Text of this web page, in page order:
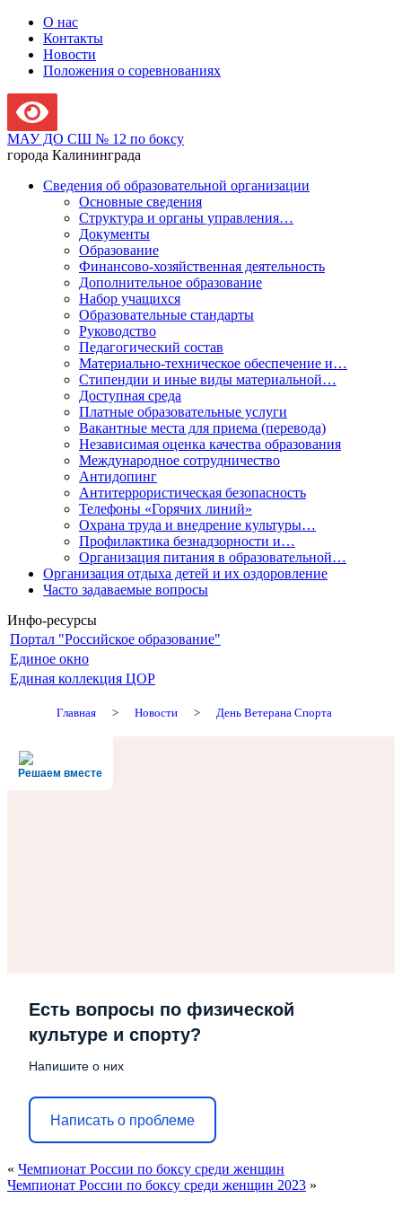
О нас
Контакты
Новости
Положения о соревнованиях
МАУ ДО СШ № 12 по боксу
города Калининграда
Сведения об образовательной организации
Основные сведения
Структура и органы управления…
Документы
Образование
Финансово-хозяйственная деятельность
Дополнительное образование
Набор учащихся
Образовательные стандарты
Руководство
Педагогический состав
Материально-техническое обеспечение и…
Стипендии и иные виды материальной…
Доступная среда
Платные образовательные услуги
Вакантные места для приема (перевода)
Независимая оценка качества образования
Международное сотрудничество
Антидопинг
Антитеррористическая безопасность
Телефоны «Горячих линий»
Охрана труда и внедрение культуры…
Профилактика безнадзорности и…
Организация питания в образовательной…
Организация отдыха детей и их оздоровление
Часто задаваемые вопросы
Инфо-ресурсы
Портал "Российское образование"
Единое окно
Единая коллекция ЦОР
Главная > Новости > День Ветерана Спорта
Решаем вместе
Есть вопросы по физической
культуре и спорту?
Напишите о них
Написать о проблеме
« Чемпионат России по боксу среди женщин
Чемпионат России по боксу среди женщин 2023 »